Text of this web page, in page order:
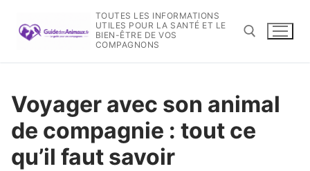
contenu
TOUTES LES INFORMATIONS
UTILES POUR LA SANTÉ ET LE
BIEN-ÊTRE DE VOS
COMPAGNONS
Voyager avec son animal
de compagnie : tout ce
qu’il faut savoir